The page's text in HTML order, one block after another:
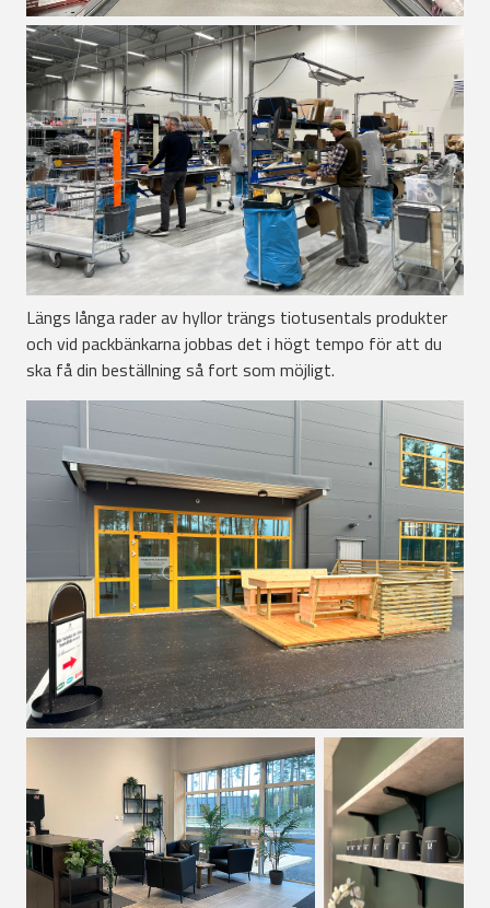
Längs långa rader av hyllor trängs tiotusentals produkter
och vid packbänkarna jobbas det i högt tempo för att du
ska få din beställning så fort som möjligt.